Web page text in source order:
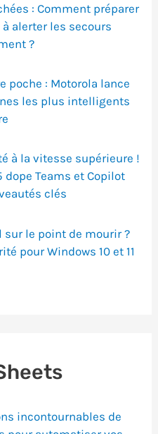
: Comment préparer
alerter les secours
?
poche : Motorola lance
les plus intelligents
à la vitesse supérieure !
Teams et Copilot
clés
sur le point de mourir ?
pour Windows 10 et 11
incontournables de